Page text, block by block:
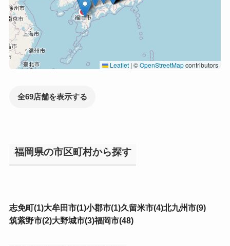
Leaflet | ©OpenStreetMapcontributors
全69店舗を表示する
福岡県の市区町村から探す
志免町(1)大牟田市(1)小郡市(1)久留米市(4)北九州市(9)
筑紫野市(2)大野城市(3)福岡市(48)